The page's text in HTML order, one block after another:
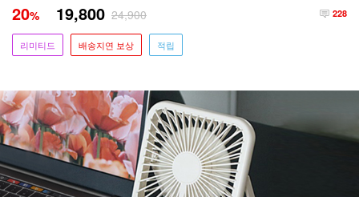
228
20% 19,800 24,900
리미티드 배송지연 보상 적립